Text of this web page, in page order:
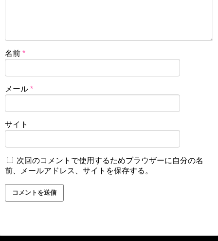
名前 *
メール *
サイト
次回のコメントで使用するためブラウザーに自分の名
前、メールアドレス、サイトを保存する。